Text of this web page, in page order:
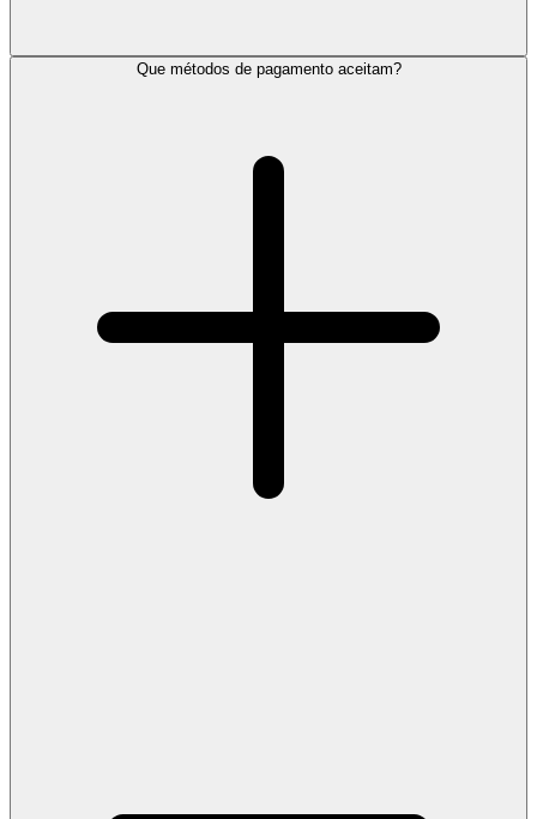
Que métodos de pagamento aceitam?